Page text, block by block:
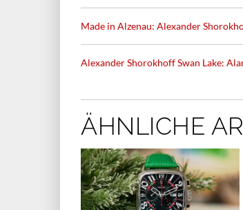
Made in Alzenau: Alexander
Alexander Shorokhoff Swan Lake:
ÄHNLICHE